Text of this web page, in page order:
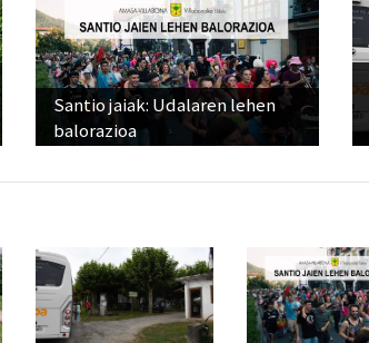
Santio jaiak: Udalaren lehen
balorazioa